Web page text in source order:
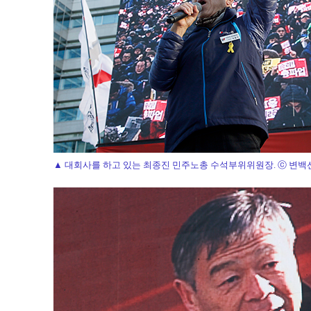
▲ 대회사를 하고 있는 최종진 민주노총 수석부위위원장. ⓒ 변백